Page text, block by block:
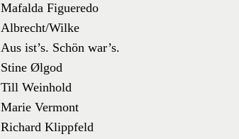
Mafalda Figueredo
Albrecht/Wilke
Aus ist’s. Schön war’s.
Stine Ølgod
Till Weinhold
Marie Vermont
Richard Klippfeld